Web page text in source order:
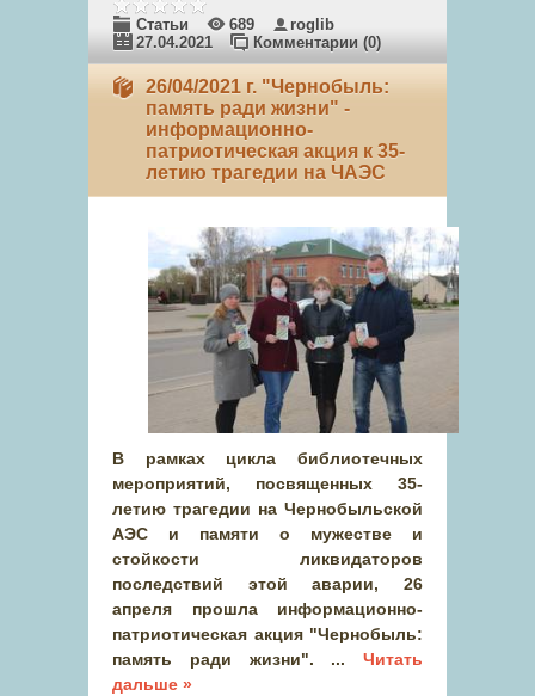
Статьи 689
roglib
27.04.2021
Комментарии (0)
26/04/2021 г. "Чернобыль:
память ради жизни" -
информационно-
патриотическая акция к 35-
летию трагедии на ЧАЭС
В рамках цикла библиотечных
мероприятий, посвященных 35-
летию трагедии на Чернобыльской
АЭС и памяти о мужестве и
стойкости ликвидаторов
последствий этой аварии, 26
апреля прошла информационно-
патриотическая акция "Чернобыль:
память ради жизни". ... Читать
дальше »